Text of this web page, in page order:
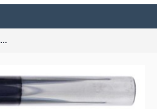
KÖŞE RADYÜS 04B00 KARBÜR PARMAK